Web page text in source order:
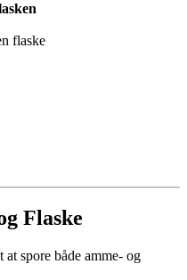
flaske
Flaske
spore både amme- og